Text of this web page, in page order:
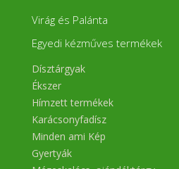
Virág és Palánta
Egyedi kézműves termékek
Dísztárgyak
Ékszer
Hímzett termékek
Karácsonyfadísz
Minden ami Kép
Gyertyák